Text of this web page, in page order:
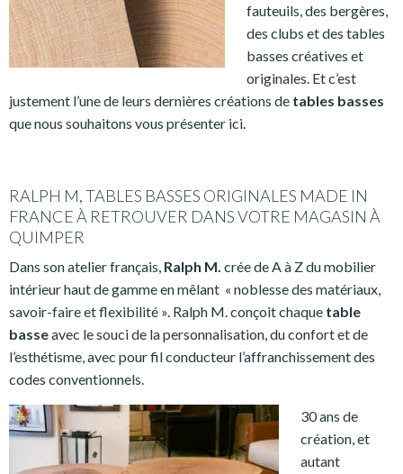
fauteuils, des bergères,
des clubs et des tables
basses créatives et
originales. Et c’est
justement l’une de leurs dernières créations de tables basses
que nous souhaitons vous présenter ici.
RALPH M, TABLES BASSES ORIGINALES MADE IN
FRANCE À RETROUVER DANS VOTRE MAGASIN À
QUIMPER
Dans son atelier français, Ralph M. crée de A à Z du mobilier
intérieur haut de gamme en mêlant « noblesse des matériaux,
savoir-faire et flexibilité ». Ralph M. conçoit chaque table
basseavec le souci de la personnalisation, du confort et de
l’esthétisme, avec pour fil conducteur l’affranchissement des
codes conventionnels.
30 ans de
création, et
autant